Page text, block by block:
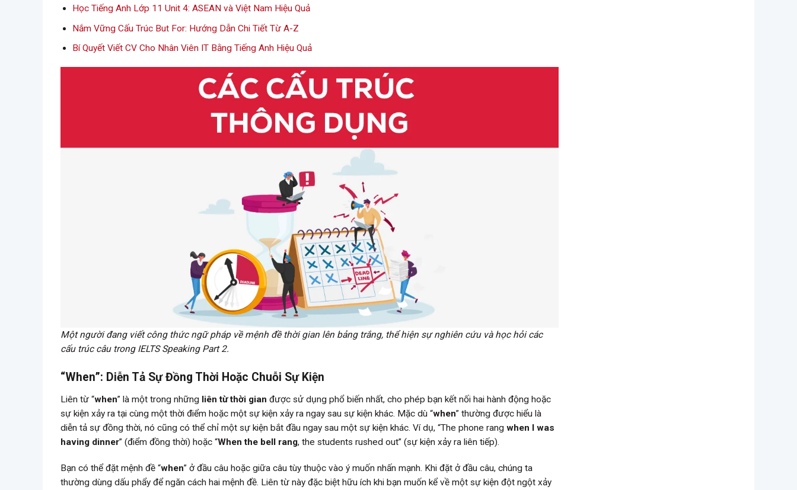
Học Tiếng Anh Lớp 11 Unit 4: ASEAN và Việt Nam Hiệu Quả
Nắm Vững Cấu Trúc But For: Hướng Dẫn Chi Tiết Từ A-Z
Bí Quyết Viết CV Cho Nhân Viên IT Bằng Tiếng Anh Hiệu Quả
Một người đang viết công thức ngữ pháp về mệnh đề thời gian lên bảng trắng, thể hiện sự nghiên cứu và học hỏi các
cấu trúc câu trong IELTS Speaking Part 2.
“When”: Diễn Tả Sự Đồng Thời Hoặc Chuỗi Sự Kiện
Liên từ “when” là một trong những liên từ thời gian được sử dụng phổ biến nhất, cho phép bạn kết nối hai hành động hoặc
sự kiện xảy ra tại cùng một thời điểm hoặc một sự kiện xảy ra ngay sau sự kiện khác. Mặc dù “when” thường được hiểu là
diễn tả sự đồng thời, nó cũng có thể chỉ một sự kiện bắt đầu ngay sau một sự kiện khác. Ví dụ, “The phone rang when I was
having dinner” (điểm đồng thời) hoặc “When the bell rang, the students rushed out” (sự kiện xảy ra liên tiếp).
Bạn có thể đặt mệnh đề “when” ở đầu câu hoặc giữa câu tùy thuộc vào ý muốn nhấn mạnh. Khi đặt ở đầu câu, chúng ta
thường dùng dấu phẩy để ngăn cách hai mệnh đề. Liên từ này đặc biệt hữu ích khi bạn muốn kể về một sự kiện đột ngột xảy